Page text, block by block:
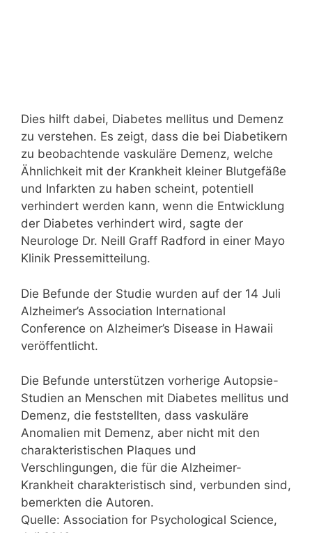
Dies hilft dabei, Diabetes mellitus und Demenz
zu verstehen. Es zeigt, dass die bei Diabetikern
zu beobachtende vaskuläre Demenz, welche
Ähnlichkeit mit der Krankheit kleiner Blutgefäße
und Infarkten zu haben scheint, potentiell
verhindert werden kann, wenn die Entwicklung
der Diabetes verhindert wird, sagte der
Neurologe Dr. Neill Graff Radford in einer Mayo
Klinik Pressemitteilung.
Die Befunde der Studie wurden auf der 14 Juli
Alzheimer’s Association International
Conference on Alzheimer’s Disease in Hawaii
veröffentlicht.
Die Befunde unterstützen vorherige Autopsie-
Studien an Menschen mit Diabetes mellitus und
Demenz, die feststellten, dass vaskuläre
Anomalien mit Demenz, aber nicht mit den
charakteristischen Plaques und
Verschlingungen, die für die Alzheimer-
Krankheit charakteristisch sind, verbunden sind,
bemerkten die Autoren.
Quelle: Association for Psychological Science,